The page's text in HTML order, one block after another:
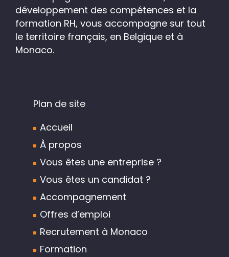
développement des compétences et la
formation RH, vous accompagne sur tout
le territoire français, en Belgique et à
Monaco.
Plan de site
Accueil
À propos
Vous êtes une entreprise ?
Vous êtes un candidat ?
Accompagnement
Offres d’emploi
Recrutement à Monaco
Formation